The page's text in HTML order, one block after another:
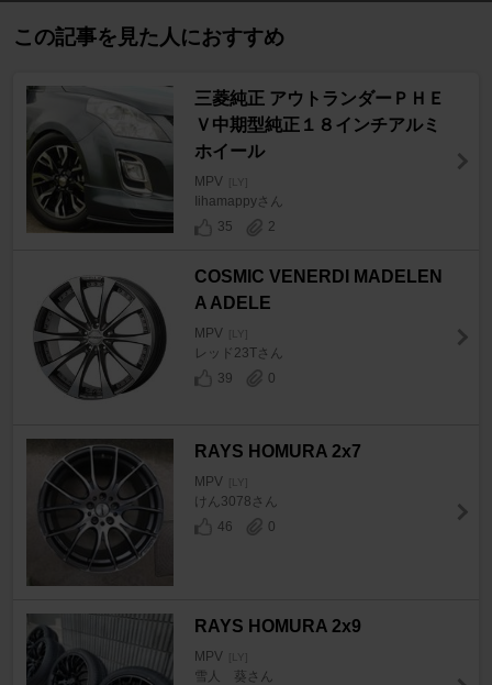
この記事を見た人におすすめ
三菱純正 アウトランダーＰＨＥ
Ｖ中期型純正１８インチアルミ
ホイール
MPV [LY]
Iihamappyさん
35
2
COSMIC VENERDI MADELEN
A ADELE
MPV [LY]
レッド23Tさん
39
0
RAYS HOMURA 2x7
MPV [LY]
けん3078さん
46
0
RAYS HOMURA 2x9
MPV [LY]
雪人 葵さん